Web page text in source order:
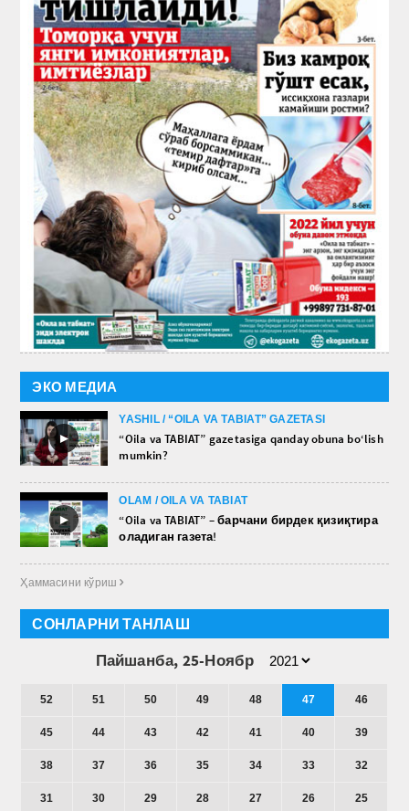
ЭКО МЕДИА
►
YASHIL / “OILA VA TABIAT” GAZETASI
“Oila va TABIAT” gazetasiga qanday obuna bo‘lish
mumkin?
►
OLAM / OILA VA TABIAT
“Oila va TABIAT” – барчани бирдек қизиқтира
оладиган газета!
Ҳаммасини кўриш 
СОНЛАРНИ ТАНЛАШ
Пайшанба, 25-Ноябр
52 51 50 49 48 47 46
45 44 43 42 41 40 39
38 37 36 35 34 33 32
31 30 29 28 27 26 25